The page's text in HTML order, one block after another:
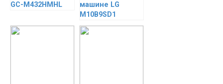
GC-M432HMHL
машине LG
M10B9SD1